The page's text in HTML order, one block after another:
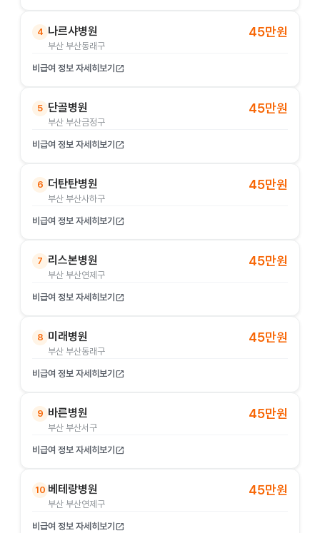
4 나르샤병원
부산 부산동래구
45만원
비급여 정보 자세히보기 open_in_new
5 단골병원
부산 부산금정구
45만원
비급여 정보 자세히보기 open_in_new
6 더탄탄병원
부산 부산사하구
45만원
비급여 정보 자세히보기 open_in_new
7 리스본병원
부산 부산연제구
45만원
비급여 정보 자세히보기 open_in_new
8 미래병원
부산 부산동래구
45만원
비급여 정보 자세히보기 open_in_new
9 바른병원
부산 부산서구
45만원
비급여 정보 자세히보기 open_in_new
10 베테랑병원
부산 부산연제구
45만원
비급여 정보 자세히보기 open_in_new